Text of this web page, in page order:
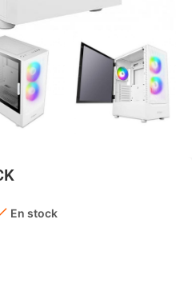
En stock